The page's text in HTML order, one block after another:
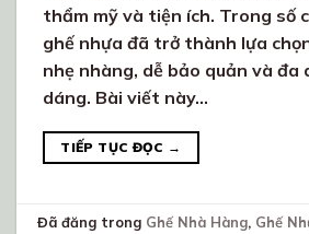
thẩm mỹ và tiện ích. Trong số
ghế nhựa đã trở thành lựa
nhẹ nhàng, dễ bảo quản và đa
dáng. Bài viết này…
TIẾP TỤC ĐỌC →
Đã đăng trong Ghế Nhà Hàng, Ghế